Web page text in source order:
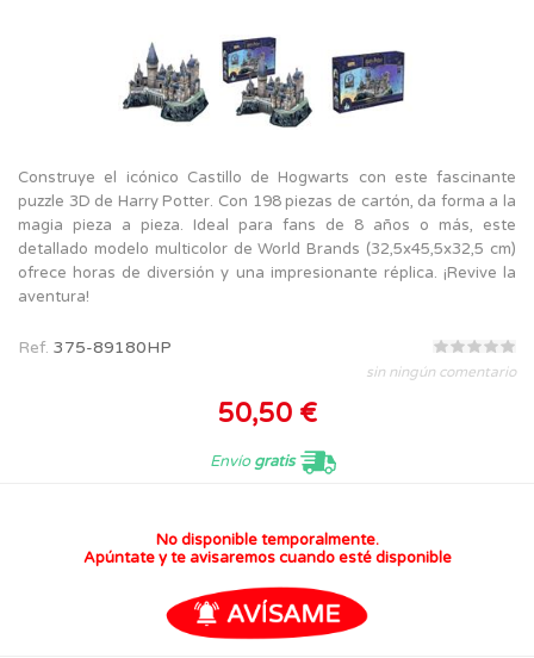
Construye el icónico Castillo de Hogwarts con este fascinante
puzzle 3D de Harry Potter. Con 198 piezas de cartón, da forma a la
magia pieza a pieza. Ideal para fans de 8 años o más, este
detallado modelo multicolor de World Brands (32,5x45,5x32,5 cm)
ofrece horas de diversión y una impresionante réplica. ¡Revive la
aventura!
Ref. 375-89180HP
sin ningún comentario
50,50 €
Envíogratis
No disponible temporalmente.
Apúntate y te avisaremos cuando esté disponible